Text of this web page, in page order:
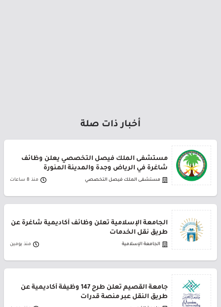
أخبار ذات صلة
مستشفى الملك فيصل التخصصي يعلن وظائف
شاغرة في الرياض وجدة والمدينة المنورة
مستشفى الملك فيصل التخصصي منذ 8 ساعات
الجامعة الإسلامية تعلن وظائف أكاديمية شاغرة عن
طريق نقل الخدمات
الجامعة الإسلامية منذ يومين
جامعة القصيم تعلن طرح 147 وظيفة أكاديمية عن
طريق النقل عبر منصة قدرات